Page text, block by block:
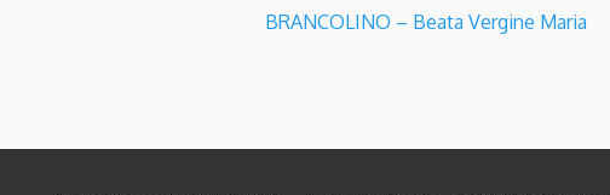
BRANCOLINO – Beata Vergine Maria